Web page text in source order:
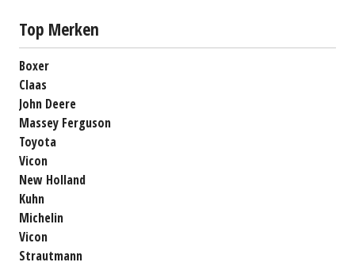
Top Merken
Boxer
Claas
John Deere
Massey Ferguson
Toyota
Vicon
New Holland
Kuhn
Michelin
Vicon
Strautmann